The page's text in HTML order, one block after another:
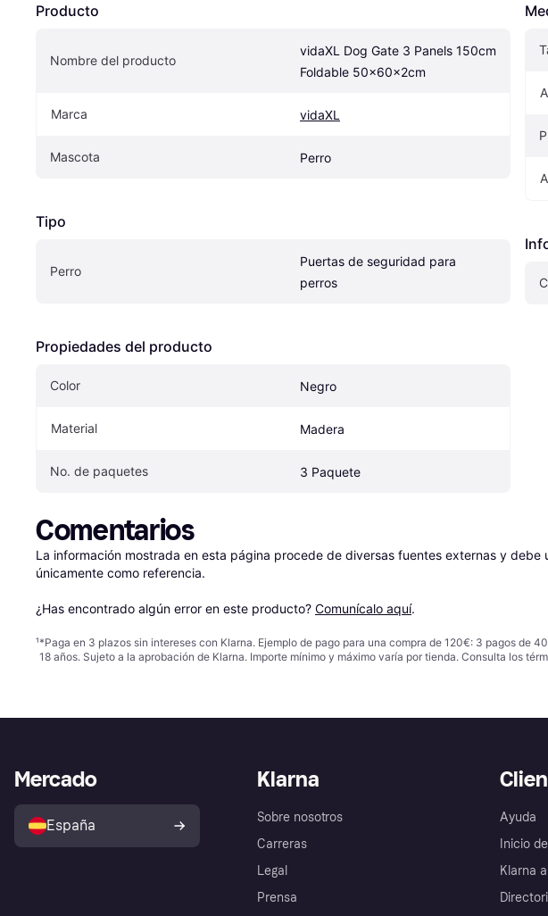
Producto
Nombre del producto
vidaXL Dog Gate 3 Panels 150cm
Foldable 50x60x2cm
Marca vidaXL
Mascota Perro
Tipo
Perro
Puertas de seguridad para
perros
Propiedades del producto
Color Negro
Material Madera
No. de paquetes 3 Paquete
Comentarios
La información mostrada en esta página procede de diversas fuentes externas y debe
únicamente como referencia.
¿Has encontrado algún error en este producto? Comunícalo aquí.
¹*Paga en 3 plazos sin intereses con Klarna. Ejemplo de pago para una compra de 120€: 3 pagos de
18 años. Sujeto a la aprobación de Klarna. Importe mínimo y máximo varía por tienda. Consulta los
Klarna
Sobre nosotros
Carreras
Legal
Prensa
Ayuda
Inicio
Klarna
Mercado
España